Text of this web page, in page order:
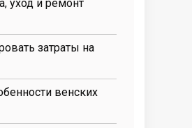
уход и ремонт
затраты на
венских